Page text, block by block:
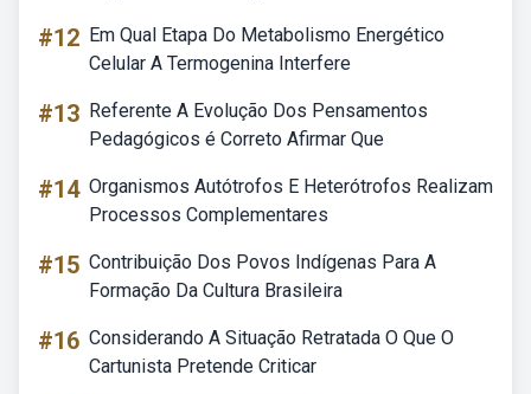
#12 Em Qual Etapa Do Metabolismo Energético
Celular A Termogenina Interfere
#13 Referente A Evolução Dos Pensamentos
Pedagógicos é Correto Afirmar Que
#14 Organismos Autótrofos E Heterótrofos Realizam
Processos Complementares
#15 Contribuição Dos Povos Indígenas Para A
Formação Da Cultura Brasileira
#16 Considerando A Situação Retratada O Que O
Cartunista Pretende Criticar